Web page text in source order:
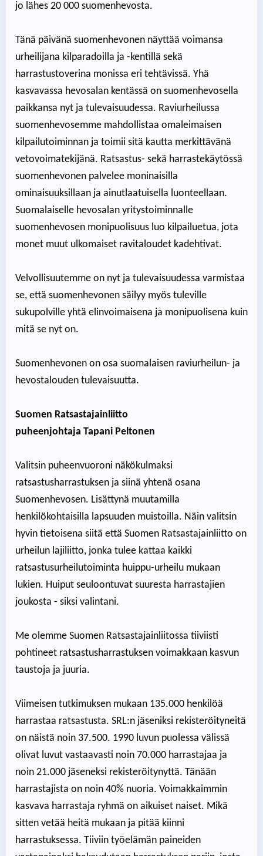
jo lähes 20 000 suomenhevosta.
Tänä päivänä suomenhevonen näyttää voimansa
urheilijana kilparadoilla ja -kentillä sekä
harrastustoverina monissa eri tehtävissä. Yhä
kasvavassa hevosalan kentässä on suomenhevosella
paikkansa nyt ja tulevaisuudessa. Raviurheilussa
suomenhevosemme mahdollistaa omaleimaisen
kilpailutoiminnan ja toimii sitä kautta merkittävänä
vetovoimatekijänä. Ratsastus- sekä harrastekäytössä
suomenhevonen palvelee moninaisilla
ominaisuuksillaan ja ainutlaatuisella luonteellaan.
Suomalaiselle hevosalan yritystoiminnalle
suomenhevosen monipuolisuus luo kilpailuetua, jota
monet muut ulkomaiset ravitaloudet kadehtivat.
Velvollisuutemme on nyt ja tulevaisuudessa varmistaa
se, että suomenhevonen säilyy myös tuleville
sukupolville yhtä elinvoimaisena ja monipuolisena kuin
mitä se nyt on.
Suomenhevonen on osa suomalaisen raviurheilun- ja
hevostalouden tulevaisuutta.
Suomen Ratsastajainliitto
puheenjohtaja Tapani Peltonen
Valitsin puheenvuoroni näkökulmaksi
ratsastusharrastuksen ja siinä yhtenä osana
Suomenhevosen. Lisättynä muutamilla
henkilökohtaisilla lapsuuden muistoilla. Näin valitsin
hyvin tietoisena siitä että Suomen Ratsastajainliitto on
urheilun lajiliitto, jonka tulee kattaa kaikki
ratsastusurheilutoiminta huippu-urheilu mukaan
lukien. Huiput seuloontuvat suuresta harrastajien
joukosta - siksi valintani.
Me olemme Suomen Ratsastajainliitossa tiiviisti
pohtineet ratsastusharrastuksen voimakkaan kasvun
taustoja ja juuria.
Viimeisen tutkimuksen mukaan 135.000 henkilöä
harrastaa ratsastusta. SRL:n jäseniksi rekisteröityneitä
on näistä noin 37.500. 1990 luvun puolessa välissä
olivat luvut vastaavasti noin 70.000 harrastajaa ja
noin 21.000 jäseneksi rekisteröitynyttä. Tänään
harrastajista on noin 40% nuoria. Voimakkaimmin
kasvava harrastaja ryhmä on aikuiset naiset. Mikä
sitten vetää heitä mukaan ja pitää kiinni
harrastuksessa. Tiiviin työelämän paineiden